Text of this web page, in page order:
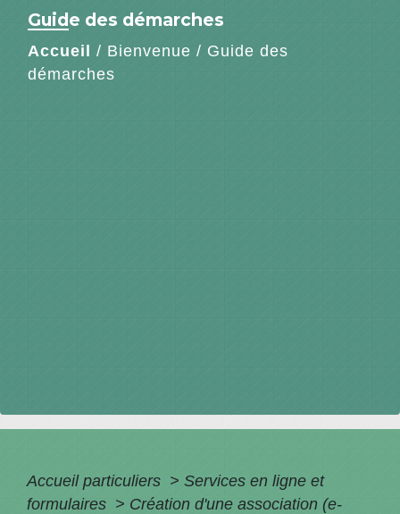
Guide des démarches
Accueil / Bienvenue / Guide des
démarches
Accueil particuliers > Services en ligne et
formulaires > Création d'une association (e-